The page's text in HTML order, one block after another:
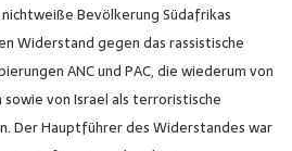
Bevölkerung Südafrikas
Widerstand gegen das rassistische
ANC und PAC, die wiederum von
sowie von Israel als terroristische
Der Hauptführer des Widerstandes war